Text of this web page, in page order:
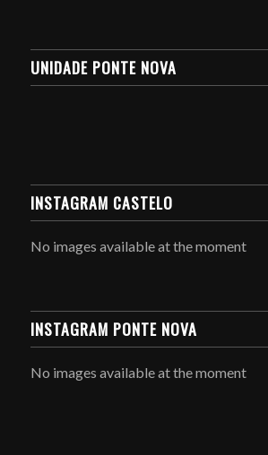
UNIDADE PONTE NOVA
INSTAGRAM CASTELO
No images available at the moment
INSTAGRAM PONTE NOVA
No images available at the moment